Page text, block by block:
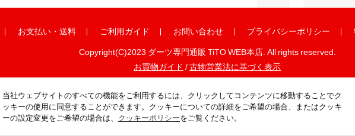
当社ウェブサイトのすべての機能をご利用するには、クリックしてコンテンツに移動することでク
ッキーの使用に同意することができます。クッキーについての詳細をご希望の場合、またはクッキ
ーの設定変更をご希望の場合は、 クッキーポリシーをご覧ください。
お支払い ・ 送料 ご利用ガイド お問い合わせ プライバシーポリシー
Copyright(C)2023 ダーツ専門通販 TiTO WEB本店. All rights reserved.
お買物ガイド /古物営業法に基づく表示